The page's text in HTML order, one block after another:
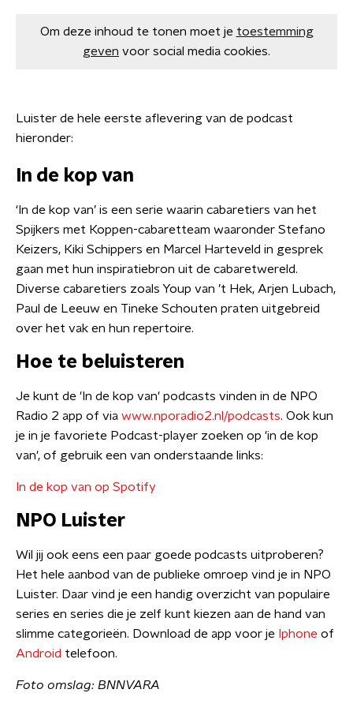
Om deze inhoud te tonen moet je toestemming
geven voor social media cookies.
Luister de hele eerste aflevering van de podcast
hieronder:
In de kop van
‘In de kop van’ is een serie waarin cabaretiers van het
Spijkers met Koppen-cabaretteam waaronder Stefano
Keizers, Kiki Schippers en Marcel Harteveld in gesprek
gaan met hun inspiratiebron uit de cabaretwereld.
Diverse cabaretiers zoals Youp van ’t Hek, Arjen Lubach,
Paul de Leeuw en Tineke Schouten praten uitgebreid
over het vak en hun repertoire.
Hoe te beluisteren
Je kunt de 'In de kop van' podcasts vinden in de NPO
Radio 2 app of via www.nporadio2.nl/podcasts. Ook kun
je in je favoriete Podcast-player zoeken op 'in de kop
van', of gebruik een van onderstaande links:
In de kop van op Spotify
NPO Luister
Wil jij ook eens een paar goede podcasts uitproberen?
Het hele aanbod van de publieke omroep vind je in NPO
Luister. Daar vind je een handig overzicht van populaire
series en series die je zelf kunt kiezen aan de hand van
slimme categorieën. Download de app voor je Iphone of
Android telefoon.
Foto omslag: BNNVARA